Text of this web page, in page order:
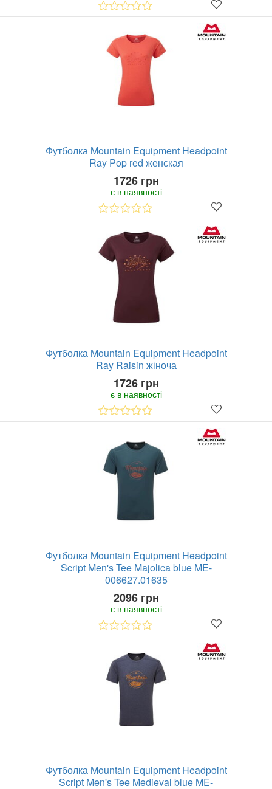
Футболка Mountain Equipment Headpoint
Ray Pop red женская
1726 грн
є в наявності
Футболка Mountain Equipment Headpoint
Ray Raisin жіноча
1726 грн
є в наявності
Футболка Mountain Equipment Headpoint
Script Men's Tee Majolica blue ME-
006627.01635
2096 грн
є в наявності
Футболка Mountain Equipment Headpoint
Script Men's Tee Medieval blue ME-